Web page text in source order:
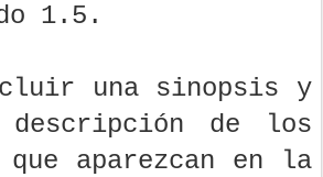
1.5.
una sinopsis y
descripción de los
que aparezcan en la